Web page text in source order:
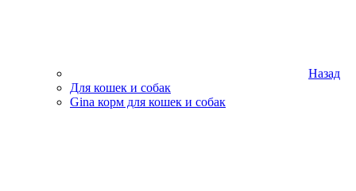
Назад
Для кошек и собак
Gina корм для кошек и собак